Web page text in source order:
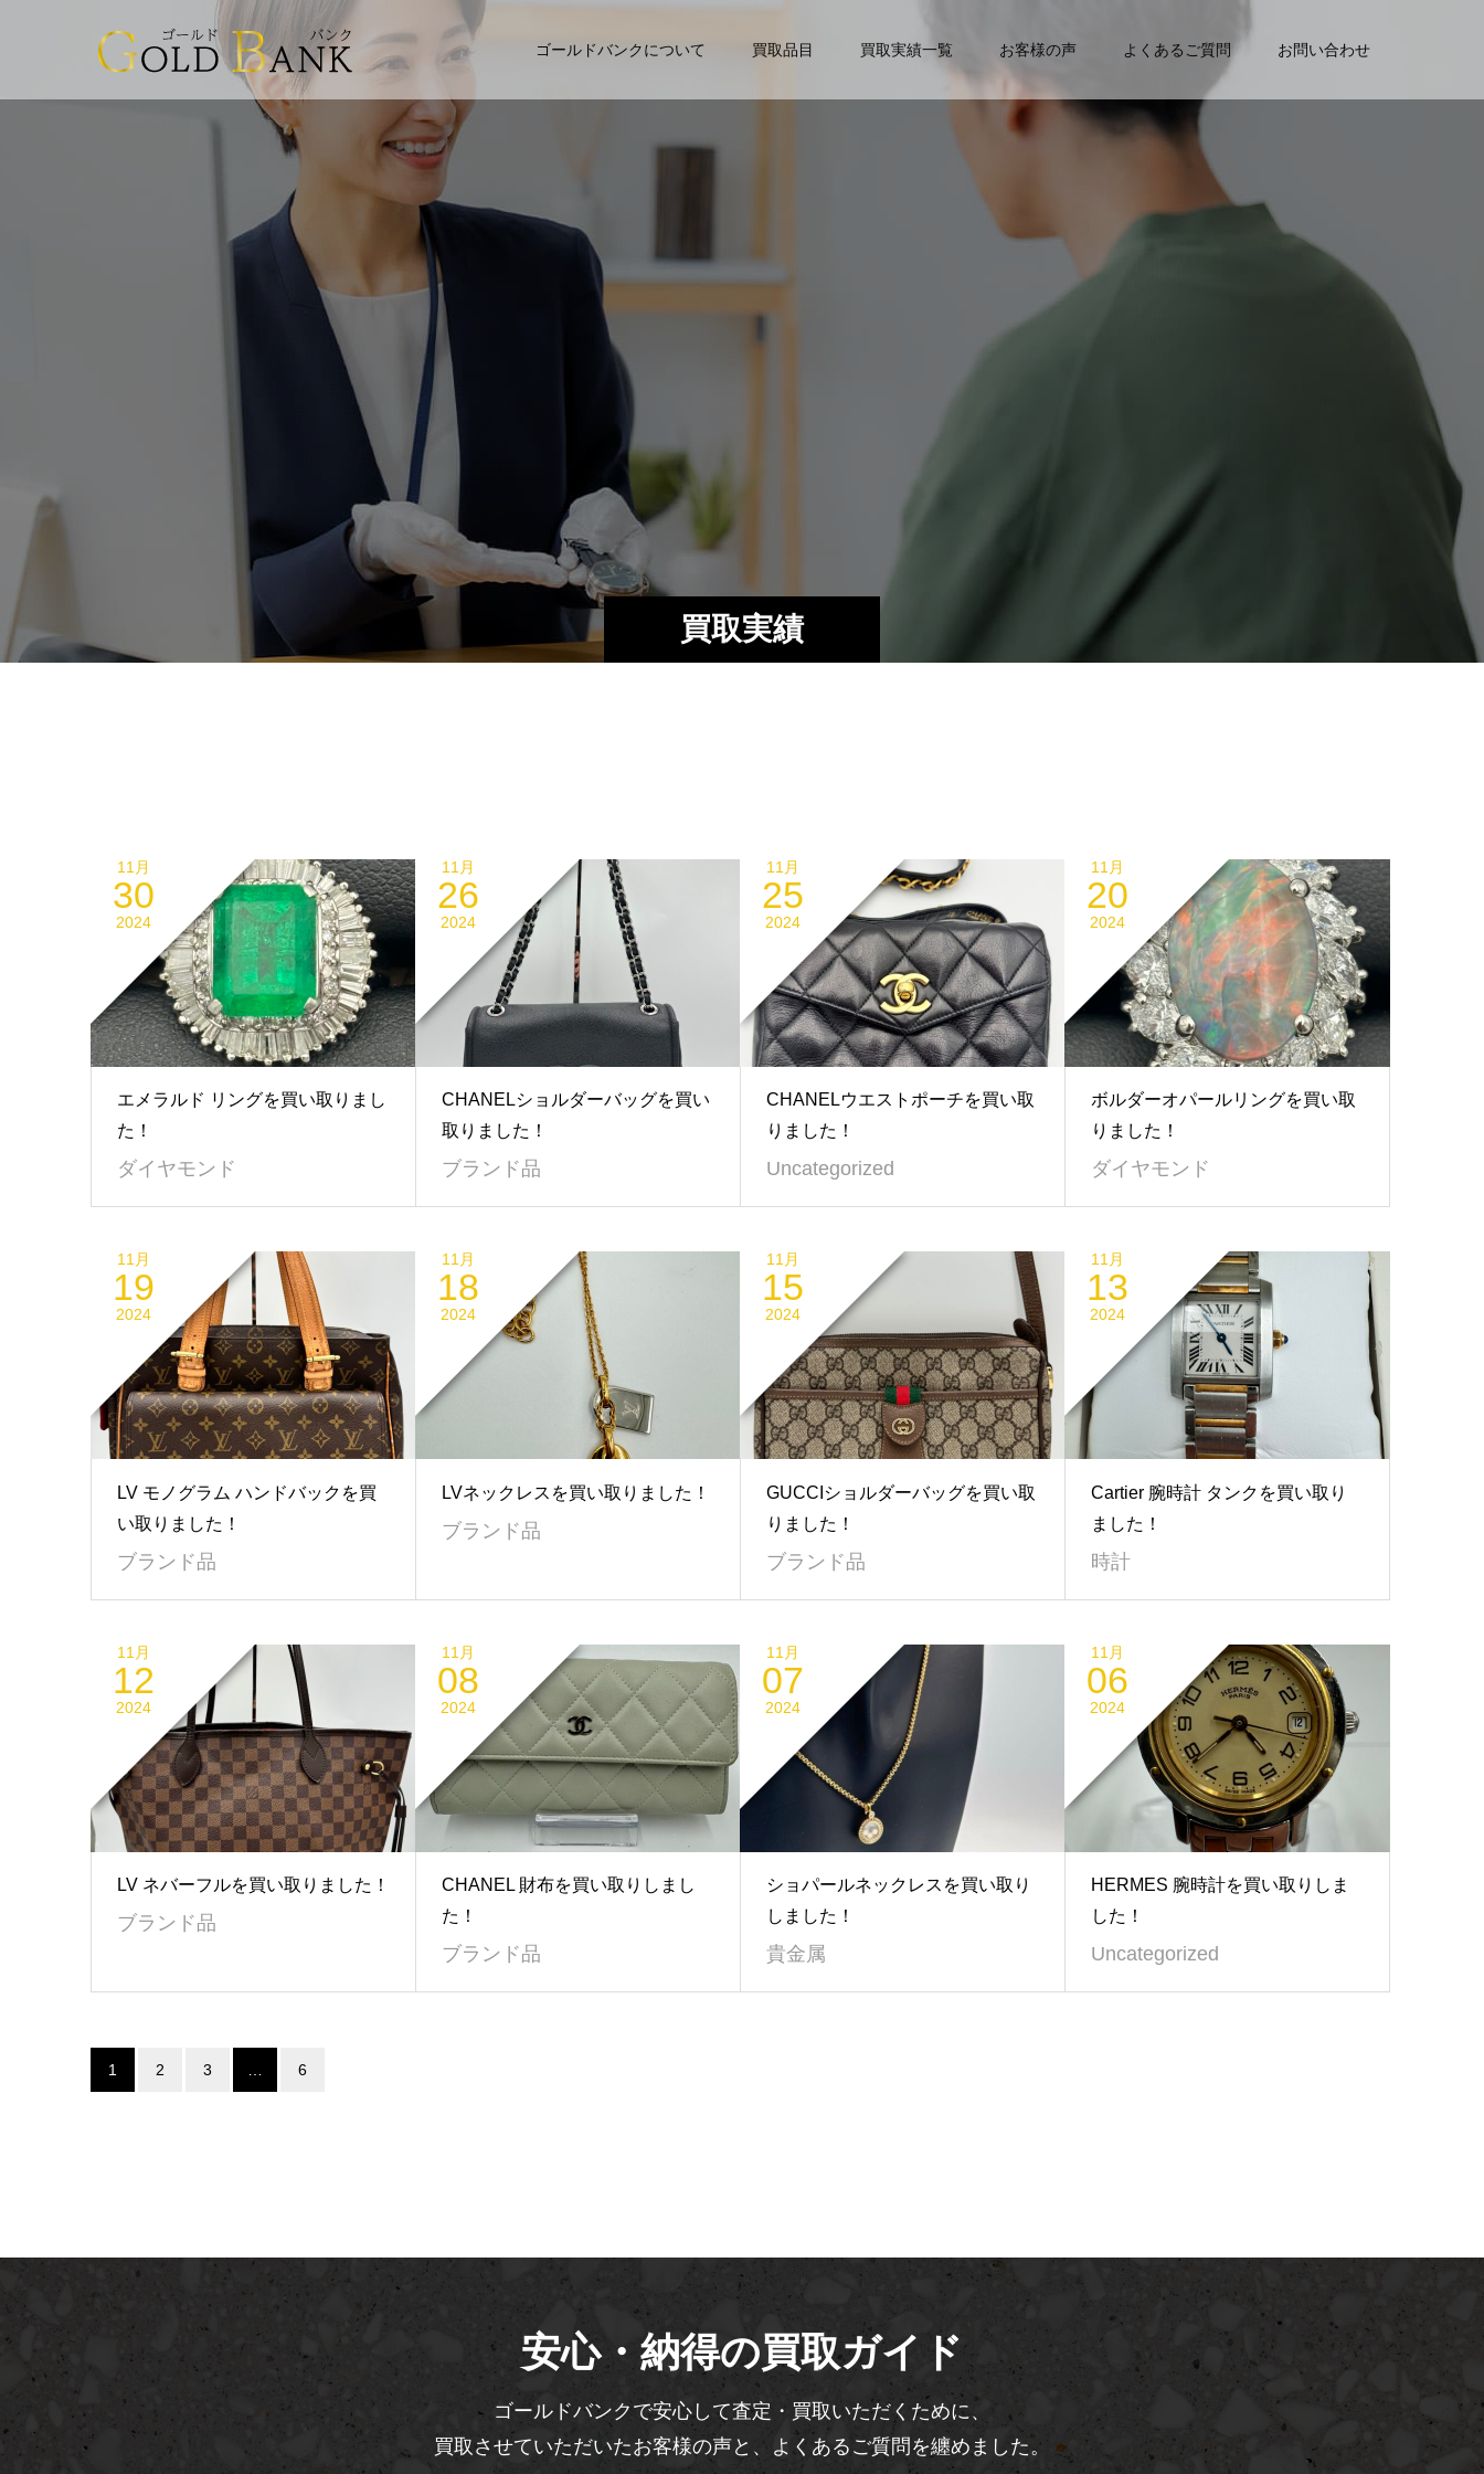
ゴールドバンクについて 買取品目 買取実績一覧 お客様の声 よくあるご質問 お問い合わせ
買取実績
11月
30
2024
エメラルド リングを買い取りまし
た！
ダイヤモンド
11月
26
2024
CHANELショルダーバッグを買い
取りました！
ブランド品
11月
25
2024
CHANELウエストポーチを買い取
りました！
Uncategorized
11月
20
2024
ボルダーオパールリングを買い取
りました！
ダイヤモンド
11月
19
2024
LV モノグラム ハンドバックを買
い取りました！
ブランド品
11月
18
2024
LVネックレスを買い取りました！
ブランド品
11月
15
2024
GUCCIショルダーバッグを買い取
りました！
ブランド品
11月
13
2024
Cartier 腕時計 タンクを買い取り
ました！
時計
11月
12
2024
LV ネバーフルを買い取りました！
ブランド品
11月
08
2024
CHANEL 財布を買い取りしまし
た！
ブランド品
11月
07
2024
ショパールネックレスを買い取り
しました！
貴金属
11月
06
2024
HERMES 腕時計を買い取りしま
した！
Uncategorized
1 2 3 … 6
安心・納得の買取ガイド
ゴールドバンクで安心して査定・買取いただくために、
買取させていただいたお客様の声と、よくあるご質問を纏めました。